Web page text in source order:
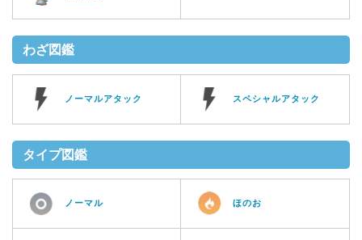
わざ図鑑
ノーマルアタック スペシャルアタック
タイプ図鑑
ノーマル ほのお